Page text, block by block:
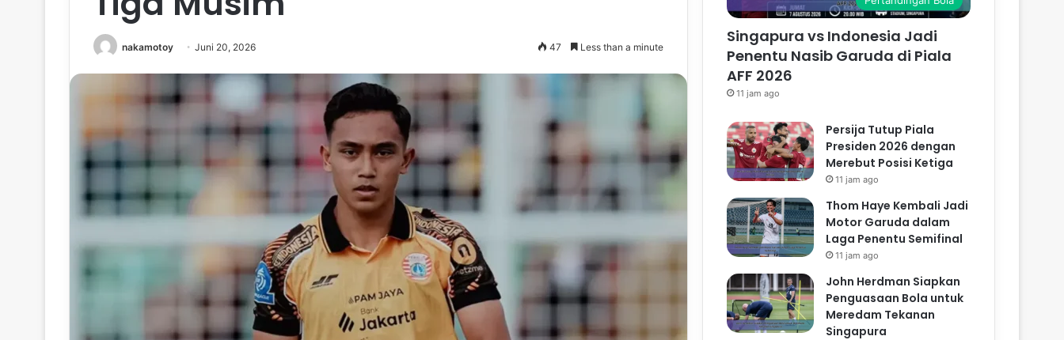
nakamotoy Juni 20, 2026 47 Less than a minute
Singapura vs Indonesia Jadi
Penentu Nasib Garuda di Piala
AFF 2026
11 jam ago
Persija Tutup Piala
Presiden 2026 dengan
Merebut Posisi Ketiga
11 jam ago
Thom Haye Kembali Jadi
Motor Garuda dalam
Laga Penentu Semifinal
11 jam ago
John Herdman Siapkan
Penguasaan Bola untuk
Meredam Tekanan
Singapura